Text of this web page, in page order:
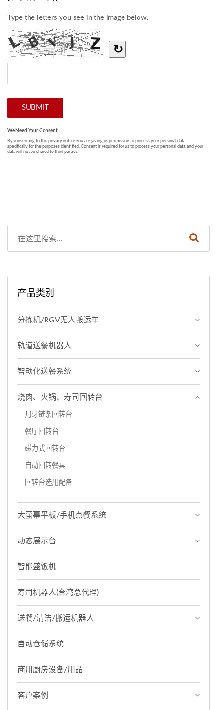
产品类别
分拣机/RGV无人搬运车
轨道送餐机器人
智动化送餐系统
烧肉、火锅、寿司回转台
月牙链条回转台
餐厅回转台
磁力式回转台
自动回转餐桌
回转台选用配备
大萤幕平板/手机点餐系统
动态展示台
智能盛饭机
寿司机器人(台湾总代理)
送餐/清洁/搬运机器人
自动仓储系统
商用厨房设备/用品
客户案例